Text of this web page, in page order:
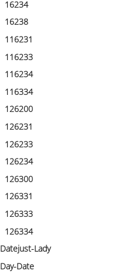
16234
16238
116231
116233
116234
116334
126200
126231
126233
126234
126300
126331
126333
126334
Datejust-Lady
Day-Date